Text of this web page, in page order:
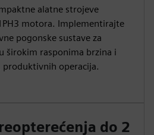
alatne strojeve
motora. Implementirajte
pogonske sustave za
širokim rasponima brzina i
operacija.
do 2